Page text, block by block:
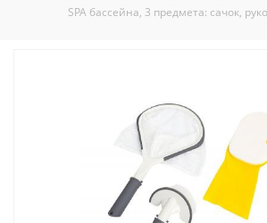
SPA бассейна, 3 предмета: сачок,